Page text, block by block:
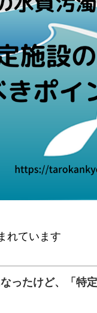
れています
ったけど、「特